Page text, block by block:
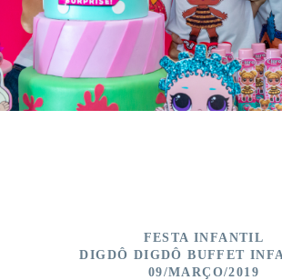
FESTA INFANTIL
DIGDÔ DIGDÔ BUFFET
09/MARÇO/2019